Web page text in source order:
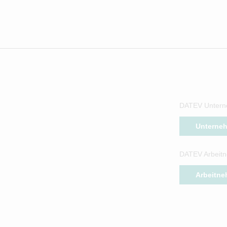
DATEV
DATEV